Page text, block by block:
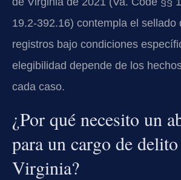
19.2-392.16) contempla el sellado
registros bajo condiciones
elegibilidad depende de los
cada caso.
¿Por qué necesito un
para un cargo de
Virginia?